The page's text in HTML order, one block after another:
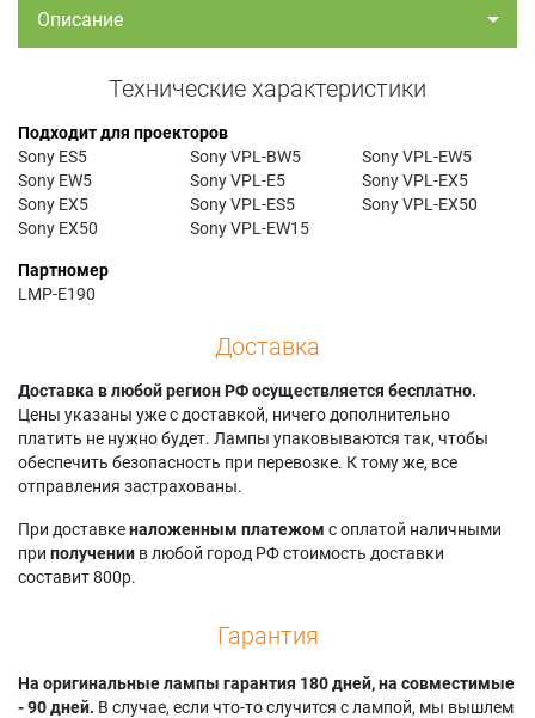
Описание
Технические характеристики
Подходит для проекторов
Sony ES5
Sony EW5
Sony EX5
Sony EX50
Sony VPL-BW5
Sony VPL-E5
Sony VPL-ES5
Sony VPL-EW15
Sony VPL-EW5
Sony VPL-EX5
Sony VPL-EX50
Партномер
LMP-E190
Доставка
Доставка в любой регион РФ осуществляется бесплатно.
Цены указаны уже с доставкой, ничего дополнительно
платить не нужно будет. Лампы упаковываются так, чтобы
обеспечить безопасность при перевозке. К тому же, все
отправления застрахованы.
При доставкеналоженным платежом с оплатой наличными
при получении в любой город РФ стоимость доставки
составит 800р.
Гарантия
На оригинальные лампы гарантия 180 дней, на совместимые
- 90 дней. В случае, если что-то случится с лампой, мы вышлем